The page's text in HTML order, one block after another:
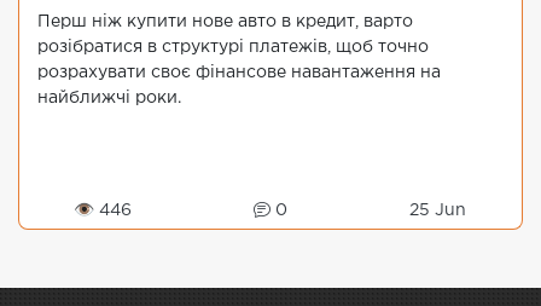
Перш ніж купити нове авто в кредит, варто
розібратися в структурі платежів, щоб точно
розрахувати своє фінансове навантаження на
найближчі роки.
👁 446 0 25 Jun